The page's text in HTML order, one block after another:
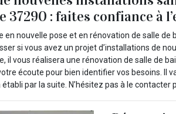
37290 : faites confiance à
en nouvelle pose et en rénovation de salle
si vous avez un projet d’installations de
il vous réalisera une rénovation de salle de
écoute pour bien identifier vos besoins. Il
établi par la suite. N’hésitez pas à le